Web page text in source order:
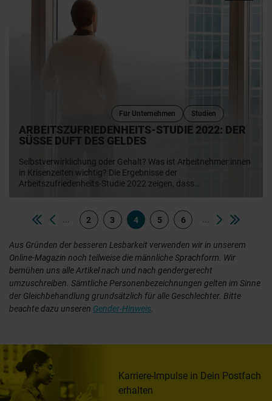
Studien
Für Unternehmen
ARBEITSZUFRIEDENHEITS-STUDIE 2022: DER
SÜSSE DUFT DES GELDES
Selbstverwirklichung oder Gehalt? Was ist Arbeitnehmer:innen
in Krisenzeiten wichtig? Die Ergebnisse der
Arbeitszufriedenheits-Studie 2022 zeigen, dass
beim Thema Gehalt im europäischen Vergleich dasteht und
was sich deutsche Arbeitnehmer:innen für mehr
Whitepaper zur Studie herunter und erfahre mehr.
... 2 3 4 5 6 ...
Aus Gründen der besseren Lesbarkeit verwenden wir in unserem
Online-Magazin noch teilweise die männliche Sprachform. Wir
bemühen uns alle Artikel nach und nach gendergerecht
umzuschreiben. Sämtliche Personenbezeichnungen gelten im Sinne
der Gleichbehandlung grundsätzlich für alle Geschlechter. Bitte
beachte dazu unseren Gender-Hinweis
Karriere-Impulse in Dein Postfach
erhalten